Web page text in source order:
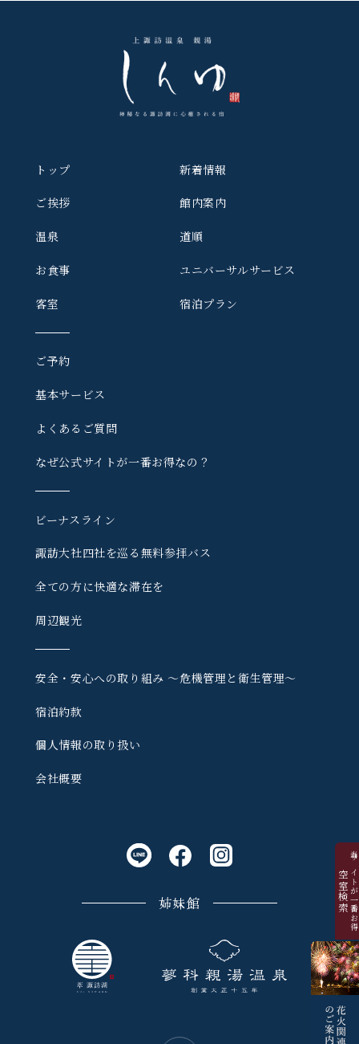
トップ
ご挨拶
温泉
お食事
客室
新着情報
館内案内
道順
ユニバーサルサービス
宿泊プラン
ご予約
基本サービス
よくあるご質問
なぜ公式サイトが一番お得なの？
ビーナスライン
諏訪大社四社を巡る 無料参拝バス
全ての方に快適な滞在を
周辺観光
安全・安心への取り組み 〜危機管理と衛生管理〜
宿泊約款
個人情報の取り扱い
会社概要
姉妹館 当サイトが一番お得
空室検索